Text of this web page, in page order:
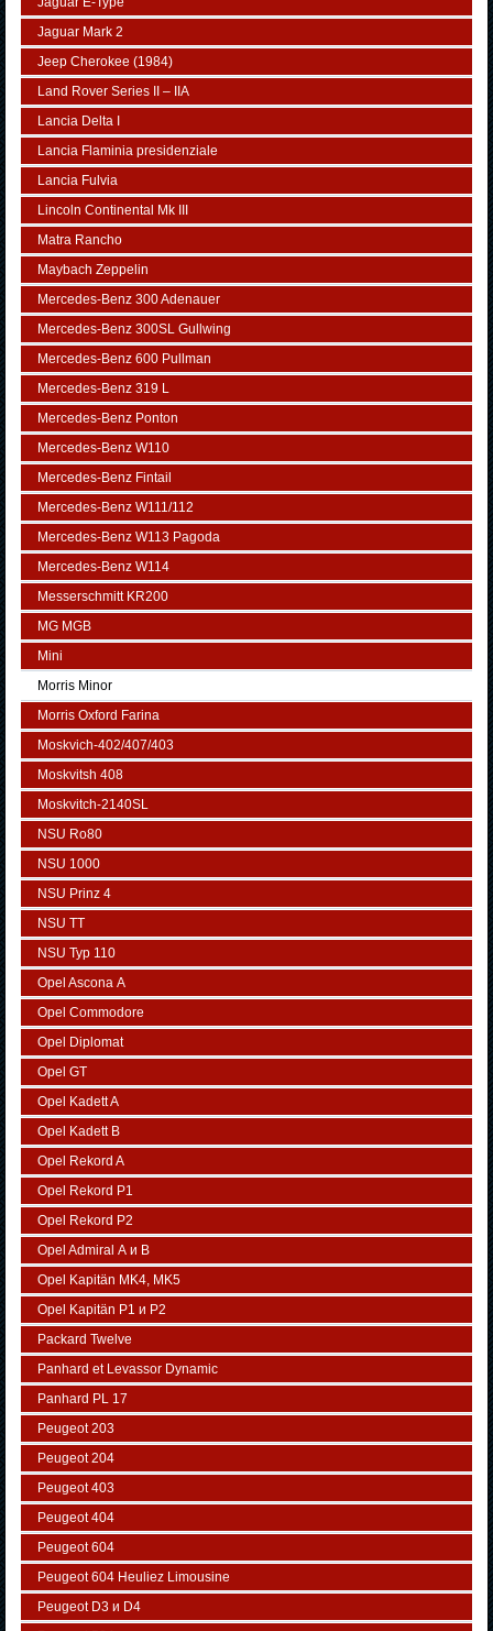
Jaguar Mark 2
Jeep Cherokee (1984)
Land Rover Series II – IIA
Lancia Delta I
Lancia Flaminia presidenziale
Lancia Fulvia
Lincoln Continental Mk III
Matra Rancho
Maybach Zeppelin
Mercedes-Benz 300 Adenauer
Mercedes-Benz 300SL Gullwing
Mercedes-Benz 600 Pullman
Mercedes-Benz 319 L
Mercedes-Benz Ponton
Mercedes-Benz W110
Mercedes-Benz Fintail
Mercedes-Benz W111/112
Mercedes-Benz W113 Pagoda
Mercedes-Benz W114
Messerschmitt KR200
MG MGB
Mini
Morris Minor
Morris Oxford Farina
Moskvich-402/407/403
Moskvitsh 408
Moskvitch-2140SL
NSU Ro80
NSU 1000
NSU Prinz 4
NSU TT
NSU Typ 110
Opel Ascona А
Opel Commodore
Opel Diplomat
Opel GT
Opel Kadett A
Opel Kadett B
Opel Rekord A
Opel Rekord P1
Opel Rekord P2
Opel Admiral А и В
Opel Kapitän MK4, MK5
Opel Kapitän P1 и P2
Packard Twelve
Panhard et Levassor Dynamic
Panhard PL 17
Peugeot 203
Peugeot 204
Peugeot 403
Peugeot 404
Peugeot 604
Peugeot 604 Heuliez Limousine
Peugeot D3 и D4